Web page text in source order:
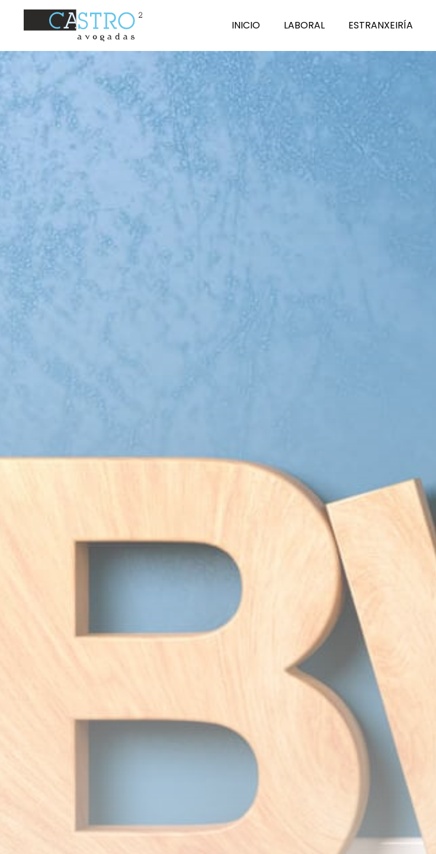
INICIO LABORAL ESTRANXEIRÍA